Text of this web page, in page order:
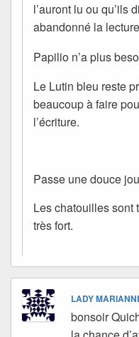
l’auront lu ou qu’ils
abandonné la
Papilio n’a plus
Le Lutin bleu reste
beaucoup à faire
l’écriture.
Passe une douce
Les chatouilles sont
très fort.
LADY
bonsoir